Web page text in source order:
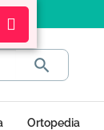

Ortopedia